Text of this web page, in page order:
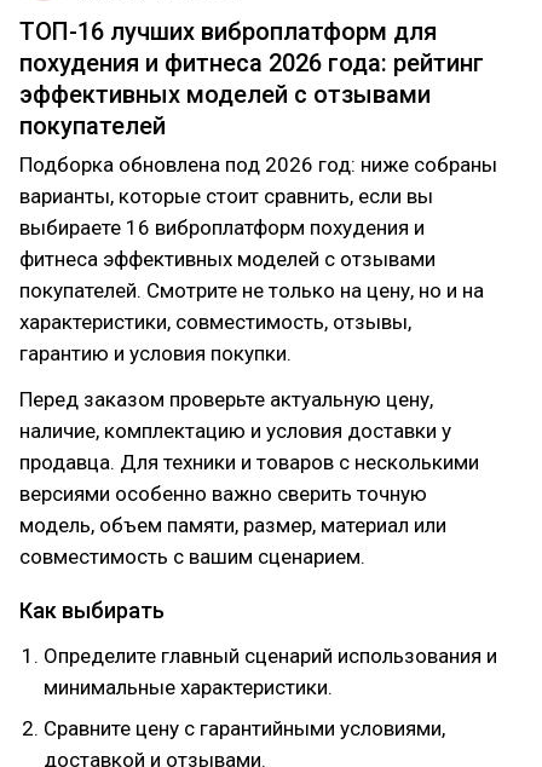
ТОП-16 лучших виброплатформ для
похудения и фитнеса 2026 года: рейтинг
эффективных моделей с отзывами
покупателей
Подборка обновлена под 2026 год: ниже собраны
варианты, которые стоит сравнить, если вы
выбираете 16 виброплатформ похудения и
фитнеса эффективных моделей с отзывами
покупателей. Смотрите не только на цену, но и на
характеристики, совместимость, отзывы,
гарантию и условия покупки.
Перед заказом проверьте актуальную цену,
наличие, комплектацию и условия доставки у
продавца. Для техники и товаров с несколькими
версиями особенно важно сверить точную
модель, объем памяти, размер, материал или
совместимость с вашим сценарием.
Как выбирать
Определите главный сценарий использования и
минимальные характеристики.
Сравните цену с гарантийными условиями,
доставкой и отзывами.